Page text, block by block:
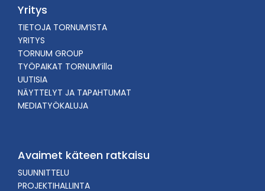
Yritys
TIETOJA TORNUM’ISTA
YRITYS
TORNUM GROUP
TYÖPAIKAT TORNUM’illa
UUTISIA
NÄYTTELYT JA TAPAHTUMAT
MEDIATYÖKALUJA
Avaimet käteen ratkaisu
SUUNNITTELU
PROJEKTIHALLINTA